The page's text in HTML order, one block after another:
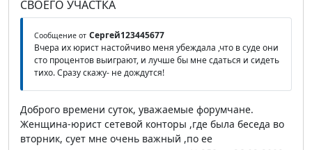
СВОЕГО УЧАСТКА
Сообщение от Сергей123445677
Вчера их юрист настойчиво меня убеждала ,что в суде они
сто процентов выиграют, и лучше бы мне сдаться и сидеть
тихо. Сразу скажу- не дождутся!
Доброго времени суток, уважаемые форумчане.
Женщина-юрист сетевой конторы ,где была беседа во
вторник, сует мне очень важный ,по ее